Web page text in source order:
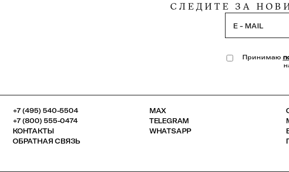
СЛЕДИТЕ ЗА
E - MAIL
Принимаю
+7 (495) 540-5504
+7 (800) 555-0474
КОНТАКТЫ
ОБРАТНАЯ СВЯЗЬ
MAX
TELEGRAM
WHATSAPP